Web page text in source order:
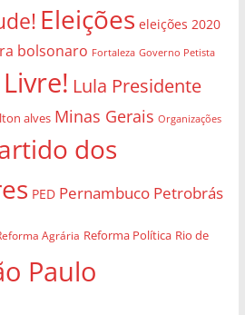
Eleições eleições 2020
bolsonaro Fortaleza Governo Petista
Lula Presidente
alves Minas Gerais Organizações
dos
PED Pernambuco Petrobrás
Agrária Reforma Política Rio de
Paulo